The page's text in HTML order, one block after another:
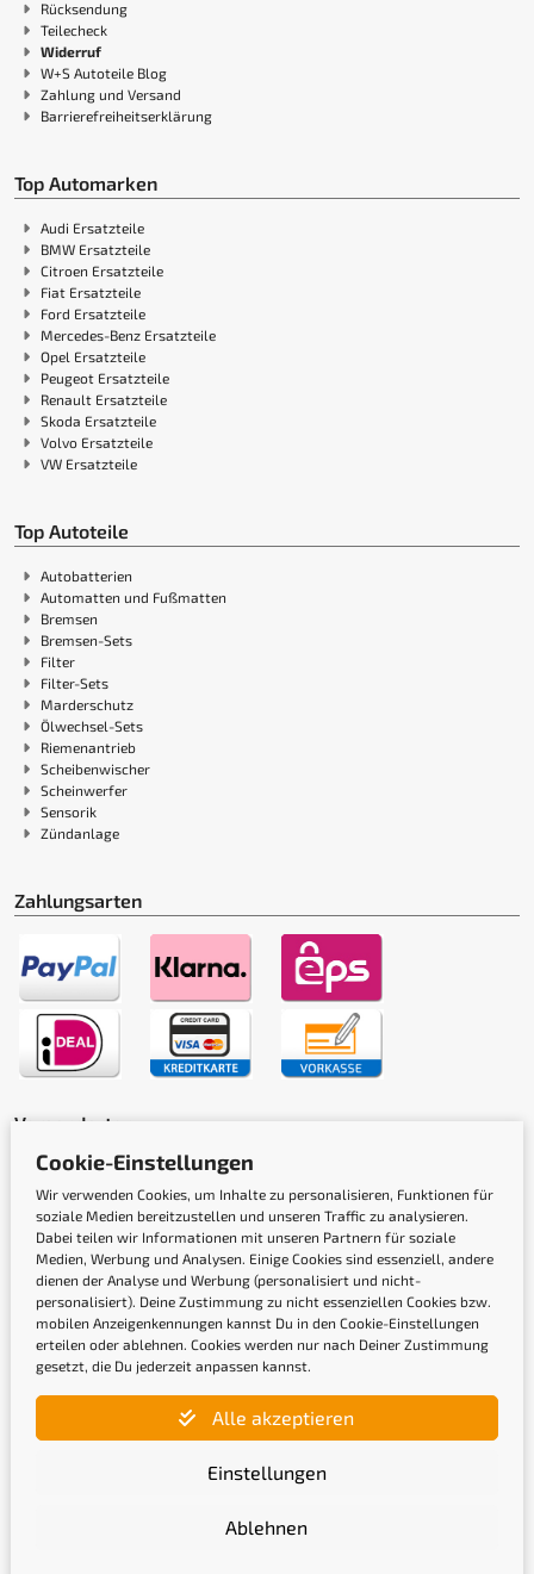
Rücksendung
Teilecheck
Widerruf
W+S Autoteile Blog
Zahlung und Versand
Barrierefreiheitserklärung
Top Automarken
Audi Ersatzteile
BMW Ersatzteile
Citroen Ersatzteile
Fiat Ersatzteile
Ford Ersatzteile
Mercedes-Benz Ersatzteile
Opel Ersatzteile
Peugeot Ersatzteile
Renault Ersatzteile
Skoda Ersatzteile
Volvo Ersatzteile
VW Ersatzteile
Top Autoteile
Autobatterien
Automatten und Fußmatten
Bremsen
Bremsen-Sets
Filter
Filter-Sets
Marderschutz
Ölwechsel-Sets
Riemenantrieb
Scheibenwischer
Scheinwerfer
Sensorik
Zündanlage
Zahlungsarten
Versandarten
Gütesiegel
Cookie-Einstellungen
Wir verwenden Cookies, um Inhalte zu personalisieren, Funktionen für
soziale Medien bereitzustellen und unseren Traffic zu analysieren.
Dabei teilen wir Informationen mit unseren Partnern für soziale
Medien, Werbung und Analysen. Einige Cookies sind essenziell, andere
dienen der Analyse und Werbung (personalisiert und nicht-
personalisiert). Deine Zustimmung zu nicht essenziellen Cookies bzw.
mobilen Anzeigenkennungen kannst Du in den Cookie-Einstellungen
erteilen oder ablehnen. Cookies werden nur nach Deiner Zustimmung
gesetzt, die Du jederzeit anpassen kannst.
Alle akzeptieren
Einstellungen
Ablehnen